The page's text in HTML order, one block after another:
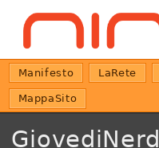
Manifesto LaRete
MappaSito
GiovediNerd